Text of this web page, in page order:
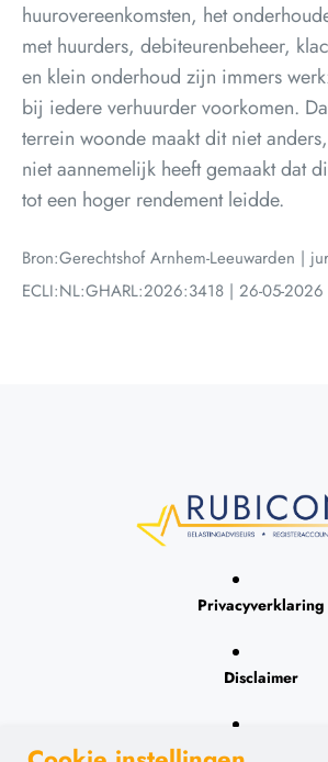
huurovereenkomsten, het
met huurders, debiteurenbeheer,
en klein onderhoud zijn immers
bij iedere verhuurder voorkomen.
terrein woonde maakt dit niet
niet aannemelijk heeft gemaakt dat
tot een hoger rendement leidde.
Bron:Gerechtshof Arnhem-Leeuwarden |
ECLI:NL:GHARL:2026:3418 | 26-05-2026
Privacyverklaring
Disclaimer
Contact